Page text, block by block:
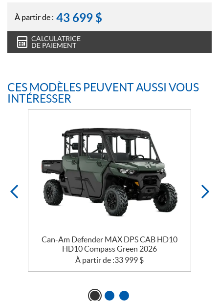
À partir de : 43 699 $
CALCULATRICE
DE PAIEMENT
CES MODÈLES PEUVENT AUSSI VOUS
INTÉRESSER
Can-Am Defender MAX DPS CAB HD10
HD10 Compass Green 2026
À partir de :33 999 $